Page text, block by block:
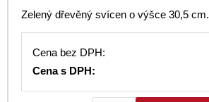
Zelený dřevěný svícen o výšce 30,5 cm.
Cena bez DPH:
Cena s DPH: